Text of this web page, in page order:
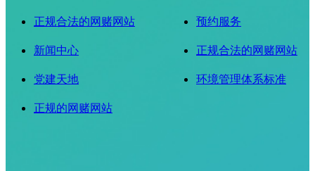
正规合法的网赌网站
新闻中心
党建天地
正规的网赌网站
预约服务
正规合法的网赌网站
环境管理体系标准